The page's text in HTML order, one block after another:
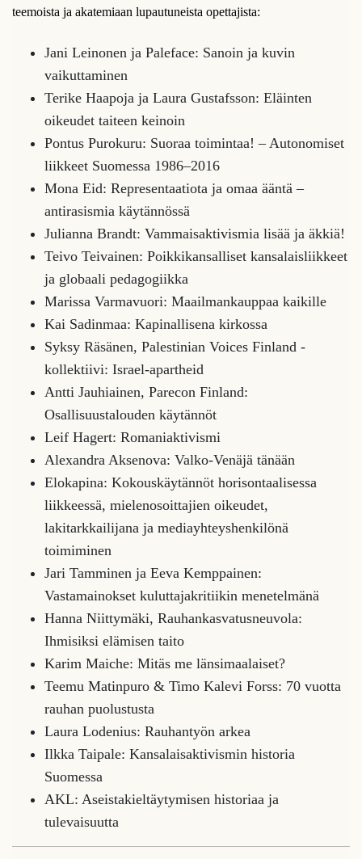
teemoista ja akatemiaan lupautuneista opettajista:
Jani Leinonen ja Paleface: Sanoin ja kuvin
vaikuttaminen
Terike Haapoja ja Laura Gustafsson: Eläinten
oikeudet taiteen keinoin
Pontus Purokuru: Suoraa toimintaa! – Autonomiset
liikkeet Suomessa 1986–2016
Mona Eid: Representaatiota ja omaa ääntä –
antirasismia käytännössä
Julianna Brandt: Vammaisaktivismia lisää ja äkkiä!
Teivo Teivainen: Poikkikansalliset kansalaisliikkeet
ja globaali pedagogiikka
Marissa Varmavuori: Maailmankauppaa kaikille
Kai Sadinmaa: Kapinallisena kirkossa
Syksy Räsänen, Palestinian Voices Finland -
kollektiivi: Israel-apartheid
Antti Jauhiainen, Parecon Finland:
Osallisuustalouden käytännöt
Leif Hagert: Romaniaktivismi
Alexandra Aksenova: Valko-Venäjä tänään
Elokapina: Kokouskäytännöt horisontaalisessa
liikkeessä, mielenosoittajien oikeudet,
lakitarkkailijana ja mediayhteyshenkilönä
toimiminen
Jari Tamminen ja Eeva Kemppainen:
Vastamainokset kuluttajakritiikin menetelmänä
Hanna Niittymäki, Rauhankasvatusneuvola:
Ihmisiksi elämisen taito
Karim Maiche: Mitäs me länsimaalaiset?
Teemu Matinpuro & Timo Kalevi Forss: 70 vuotta
rauhan puolustusta
Laura Lodenius: Rauhantyön arkea
Ilkka Taipale: Kansalaisaktivismin historia
Suomessa
AKL: Aseistakieltäytymisen historiaa ja
tulevaisuutta